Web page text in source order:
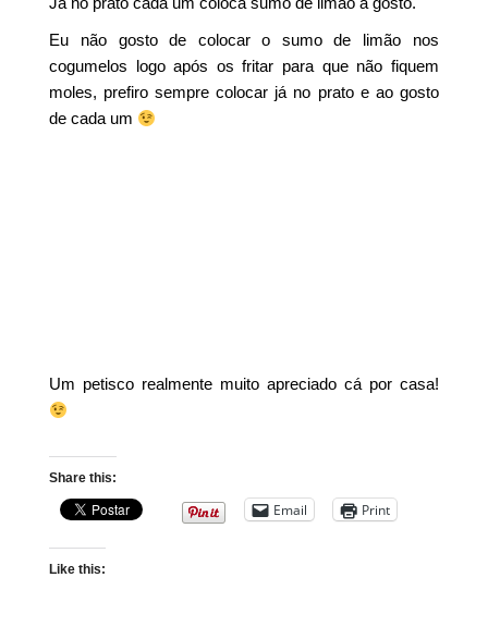
Eu não gosto de colocar o sumo de limão nos
cogumelos logo após os fritar para que não fiquem
moles, prefiro sempre colocar já no prato e ao gosto
de cada um
Um petisco realmente muito apreciado cá por casa!
Share this:
Email Print
Like this: